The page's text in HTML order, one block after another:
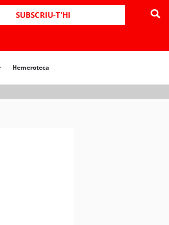
SUBSCRIU-T'HI
Hemeroteca
Hemeroteca